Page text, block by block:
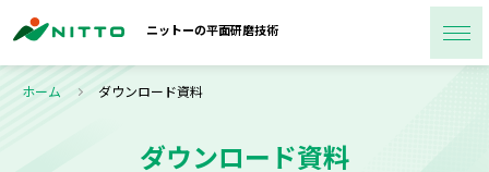
ニットーの平面研磨技術
ホーム ダウンロード資料
ダウンロード資料